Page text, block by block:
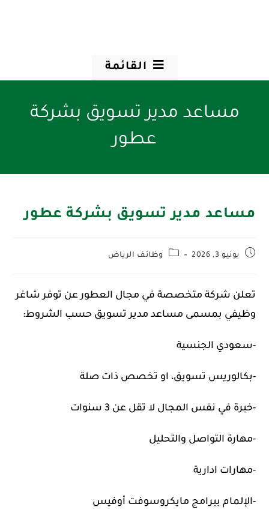
القائمة
مساعد مدير تسويق بشركة
عطور
مساعد مدير تسويق بشركة عطور
يونيو 3, 2026 وظائف الرياض
تعلن شركة متخصصة في مجال العطور عن توفر شاغر
وظيفي بمسمى مساعد مدير تسويق حسب الشروط:
-سعودي الجنسية
-بكالوريس تسويق، او تخصص ذات صلة
-خبرة في نفس المجال لا تقل عن 3 سنوات
-مهارة التواصل والتحليل
-مهارات ادارية
-الإلمام ببرامج مايكروسوفت أوفيس